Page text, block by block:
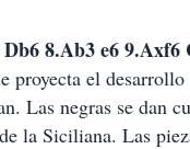
8.Ab3 e6 9.Axf6
proyecta el
Las negras se dan
la Siciliana. Las